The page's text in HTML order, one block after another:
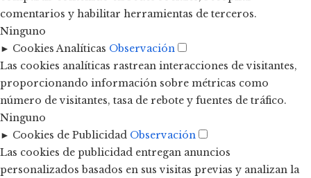
comentarios y habilitar herramientas de terceros.
Ninguno
► Cookies Analíticas Observación
Las cookies analíticas rastrean interacciones de visitantes,
proporcionando información sobre métricas como
número de visitantes, tasa de rebote y fuentes de tráfico.
Ninguno
► Cookies de Publicidad Observación
Las cookies de publicidad entregan anuncios
personalizados basados en sus visitas previas y analizan la